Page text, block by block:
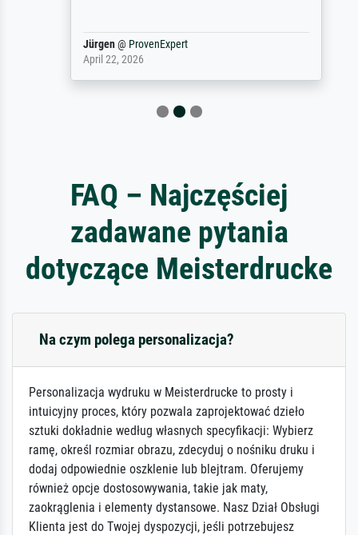
Jürgen@ProvenExpert
April 22, 2026
FAQ – Najczęściej
zadawane pytania
dotyczące Meisterdrucke
Na czym polega personalizacja?
Personalizacja wydruku w Meisterdrucke to prosty i
intuicyjny proces, który pozwala zaprojektować dzieło
sztuki dokładnie według własnych specyfikacji: Wybierz
ramę, określ rozmiar obrazu, zdecyduj o nośniku druku i
dodaj odpowiednie oszklenie lub blejtram. Oferujemy
również opcje dostosowywania, takie jak maty,
zaokrąglenia i elementy dystansowe. Nasz Dział Obsługi
Klienta jest do Twojej dyspozycji, jeśli potrzebujesz